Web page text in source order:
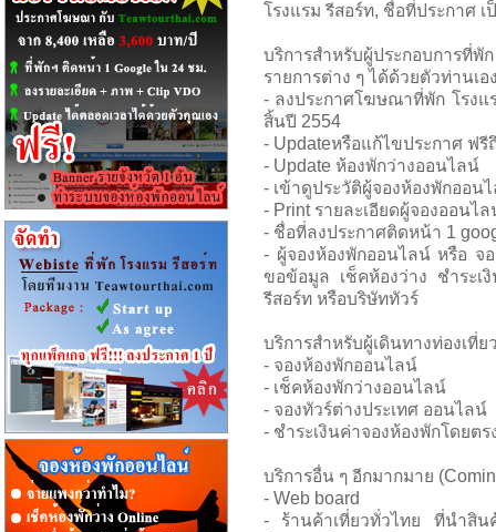
โรงแรม รีสอร์ท, ชื่อที่ประกาศ
บริการสำหรับผู้ประกอบการ
รายการต่าง ๆ ได้ด้วยตัวท่านเ
- ลงประกาศโฆษณาที่พัก โรงแ
สิ้นปี 2554
- Updateหรือแก้ไขประกาศ ฟรี
- Update ห้องพักว่างออนไลน์
- เข้าดูประวัติผู้จองห้องพักออน
- Print รายละเอียดผู้จองออนไล
- ชื่อที่ลงประกาศติดหน้า 1
- ผู้จองห้องพักออนไลน์ หรือ จ
ขอข้อมูล เช็คห้องว่าง ชำระเ
รีสอร์ท หรือบริษัททัวร์
บริการสำหรับผู้เดินทางท่องเที่
- จองห้องพักออนไลน์
- เช็คห้องพักว่างออนไลน์
- จองทัวร์ต่างประเทศ ออนไลน์
- ชำระเงินค่าจองห้องพักโดยต
บริการอื่น ๆ อีกมากมาย
- Web board
- ร้านค้าเที่ยวทั่วไทย ที่นำสิ